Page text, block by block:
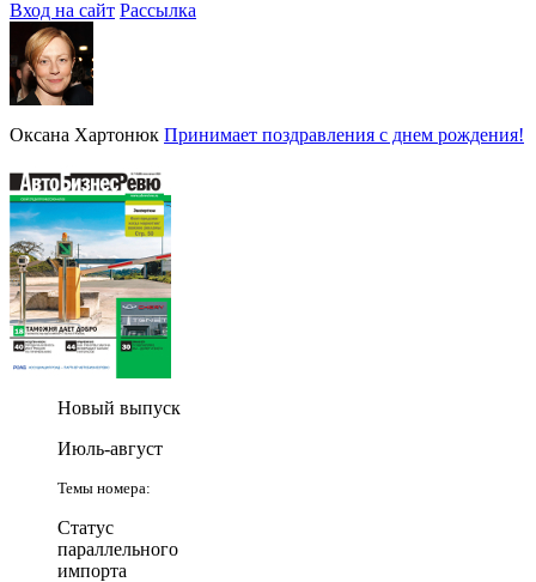
Вход на сайт Рассылка
Оксана Хартонюк Принимает поздравления с днем рождения!
Новый выпуск
Июль-август
Темы номера:
Статус
параллельного
импорта